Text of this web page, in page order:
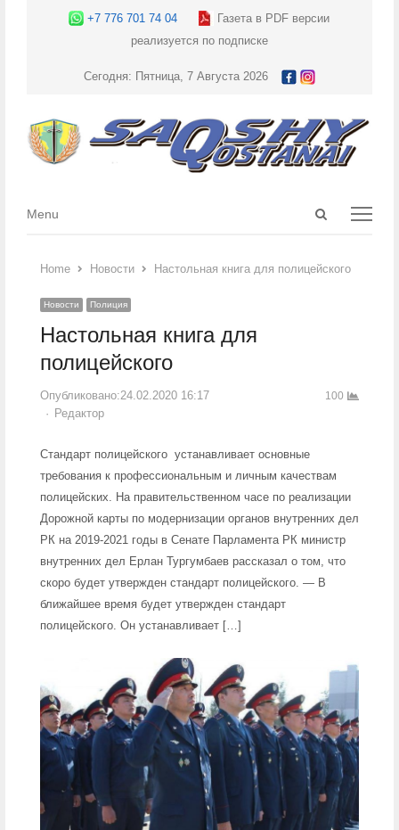
+7 776 701 74 04
Газета в PDF версии
реализуется по подписке
Сегодня: Пятница, 7 Августа 2026
Open
Menu
Menu
Home Новости Настольная книга для полицейского
Новости Полиция
Настольная книга для
полицейского
Опубликовано:24.02.2020 16:17
Author
Редактор
100
Стандарт полицейского устанавливает основные
требования к профессиональным и личным качествам
полицейских. На правительственном часе по реализации
Дорожной карты по модернизации органов внутренних дел
РК на 2019-2021 годы в Сенате Парламента РК министр
внутренних дел Ерлан Тургумбаев рассказал о том, что
скоро будет утвержден стандарт полицейского. — В
ближайшее время будет утвержден стандарт
полицейского. Он устанавливает […]